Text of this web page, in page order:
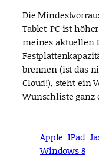
Die
Tablet-PC ist
meines aktuellen
brennen (ist das
Cloud!), steht ein
Wunschliste ganz
Apple IPad
Windows 8